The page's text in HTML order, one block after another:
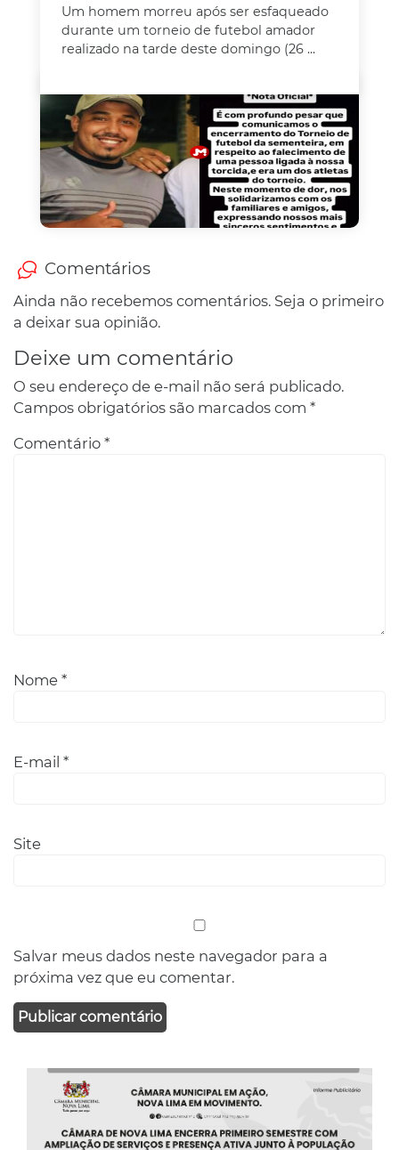
Um homem morreu após ser esfaqueado
durante um torneio de futebol amador
realizado na tarde deste domingo (26 ...
Comentários
Ainda não recebemos comentários. Seja o primeiro
a deixar sua opinião.
Deixe um comentário
O seu endereço de e-mail não será publicado.
Campos obrigatórios são marcados com *
Comentário *
Nome *
E-mail *
Site
Salvar meus dados neste navegador para a
próxima vez que eu comentar.